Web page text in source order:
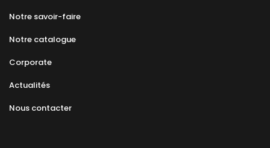
Notre savoir-faire
Notre catalogue
Corporate
Actualités
Nous contacter